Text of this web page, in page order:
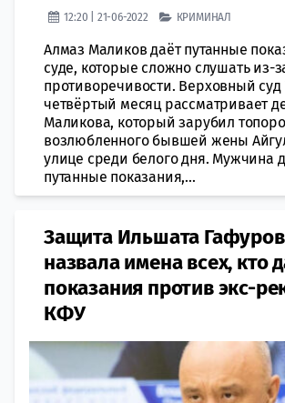
12:20 | 21-06-2022 КРИМИНАЛ
Алмаз Маликов даёт путанные
суде, которые сложно слушать из-
противоречивости. Верховный суд
четвёртый месяц рассматривает
Маликова, который зарубил
возлюбленного бывшей жены
улице среди белого дня. Мужчина
путанные показания,...
Защита Ильшата
назвала имена всех, кто
показания против экс-
КФУ